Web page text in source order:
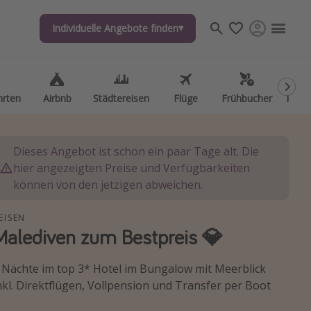
Individuelle Angebote finden
Airbnb Städtereisen Flüge Frühbucher
Dieses Angebot ist schon ein paar Tage alt. Die
hier angezeigten Preise und Verfügbarkeiten
können von den jetzigen abweichen.
zum Bestpreis 💎
Nächte im top 3* Hotel im Bungalow mit Meerblick
Direktflügen, Vollpension und Transfer per Boot